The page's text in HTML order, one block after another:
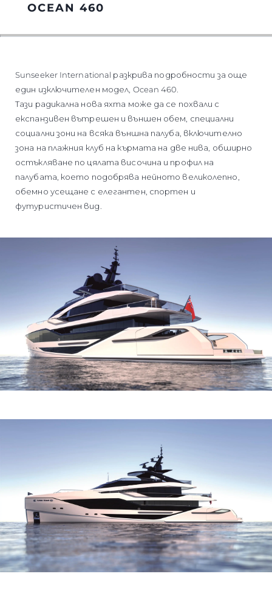
OCEAN 460
Sunseeker International разкрива подробности за още
един изключителен модел, Ocean 460.
Тази радикална нова яхта може да се похвали с
експанзивен вътрешен и външен обем, специални
социални зони на всяка външна палуба, включително
зона на плажния клуб на кърмата на две нива, обширно
остъкляване по цялата височина и профил на
палубата, което подобрява нейното великолепно,
обемно усещане с елегантен, спортен и
футуристичен вид.